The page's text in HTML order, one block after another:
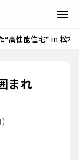
❝高性能住宅❞ in 松本
まれ
)